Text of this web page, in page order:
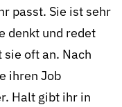
passt. Sie ist sehr
denkt und redet
oft an. Nach
ihren Job
Halt gibt ihr in